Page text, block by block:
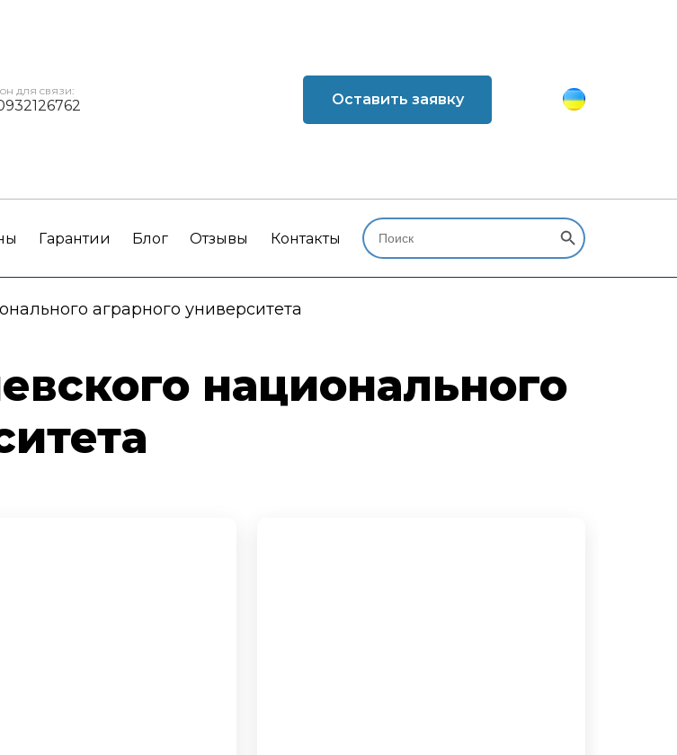
для связи:
Оставить заявку
Гарантии Блог Отзывы Контакты
Search
for:
Search Button
аграрного университета
национального